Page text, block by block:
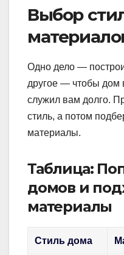
Выбор
Одно дело —
другое — чтобы дом
служил вам долго.
стиль, а потом
материалы.
Таблица:
домов и
материалы
Стиль дома